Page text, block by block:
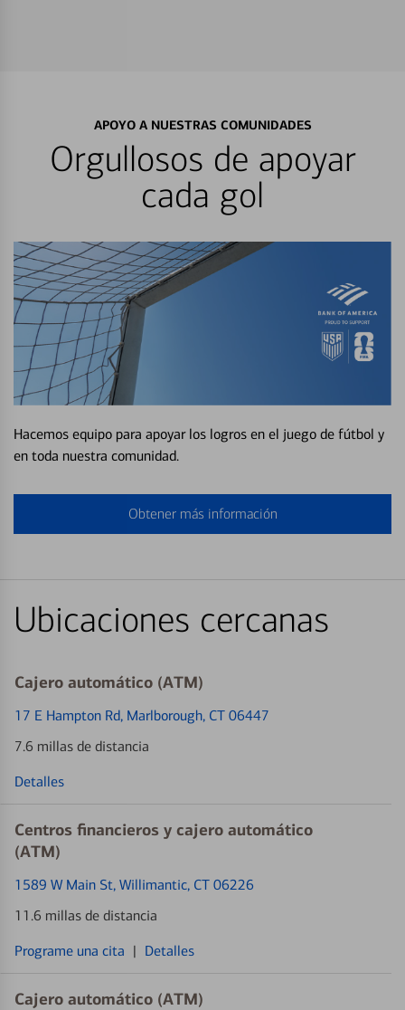
APOYO A NUESTRAS COMUNIDADES
Orgullosos de apoyar
cada gol
Hacemos equipo para apoyar los logros en el juego de fútbol y
en toda nuestra comunidad.
Obtener más información
Ubicaciones cercanas
Cajero automático (ATM)
17 E Hampton Rd, Marlborough, CT 06447
7.6 millas de distancia
Detalles
Centros financieros y cajero automático
(ATM)
1589 W Main St, Willimantic, CT 06226
11.6 millas de distancia
Programe una cita | Detalles
Cajero automático (ATM)